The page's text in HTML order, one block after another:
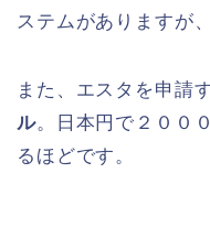
ステムがありますが
また、エスタを申請
ル。日本円で２００
るほどです。